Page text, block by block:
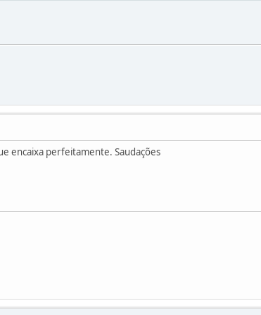
encaixa perfeitamente. Saudações